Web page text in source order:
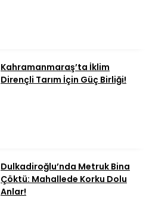
Kahramanmaraş’ta İklim
Dirençli Tarım İçin Güç Birliği!
Dulkadiroğlu’nda Metruk Bina
Çöktü: Mahallede Korku Dolu
Anlar!